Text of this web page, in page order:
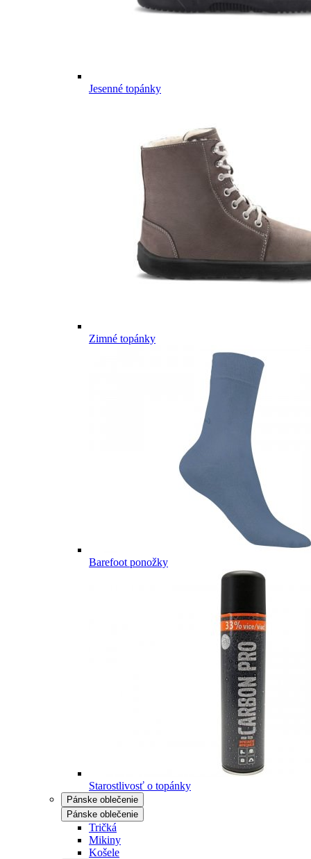
Jesenné topánky
Zimné topánky
Barefoot ponožky
Starostlivosť o topánky
Pánske oblečenie
Pánske oblečenie
Tričká
Mikiny
Košele